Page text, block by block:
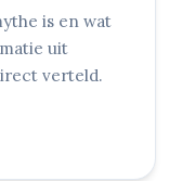
is en wat
uit
verteld.